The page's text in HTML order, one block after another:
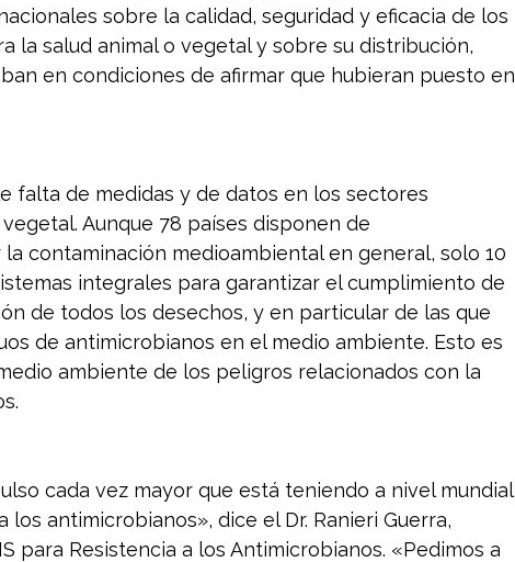
sobre la calidad, seguridad y eficacia de los
la salud animal o vegetal y sobre su distribución,
en condiciones de afirmar que hubieran puesto en
falta de medidas y de datos en los sectores
Aunque 78 países disponen de
contaminación medioambiental en general, solo 10
integrales para garantizar el cumplimiento de
de todos los desechos, y en particular de las que
de antimicrobianos en el medio ambiente. Esto es
ambiente de los peligros relacionados con la
cada vez mayor que está teniendo a nivel mundial
antimicrobianos», dice el Dr. Ranieri Guerra,
para Resistencia a los Antimicrobianos. «Pedimos a